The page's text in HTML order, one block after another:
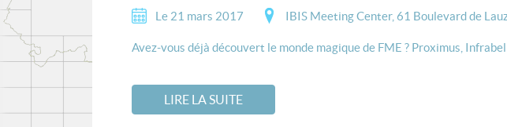
Le 21 mars 2017 IBIS Meeting Center, 61 Boulevard de
Avez-vous déjà découvert le monde magique de FME ? Proximus,
LIRE LA SUITE